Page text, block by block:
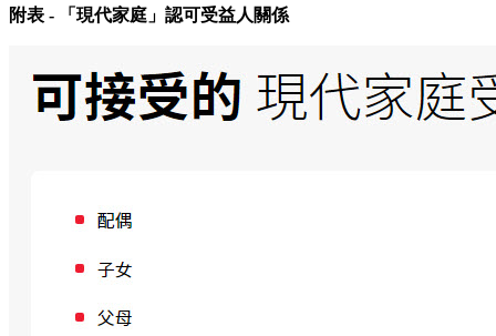
附表 - 「現代家庭」認可受益人關係